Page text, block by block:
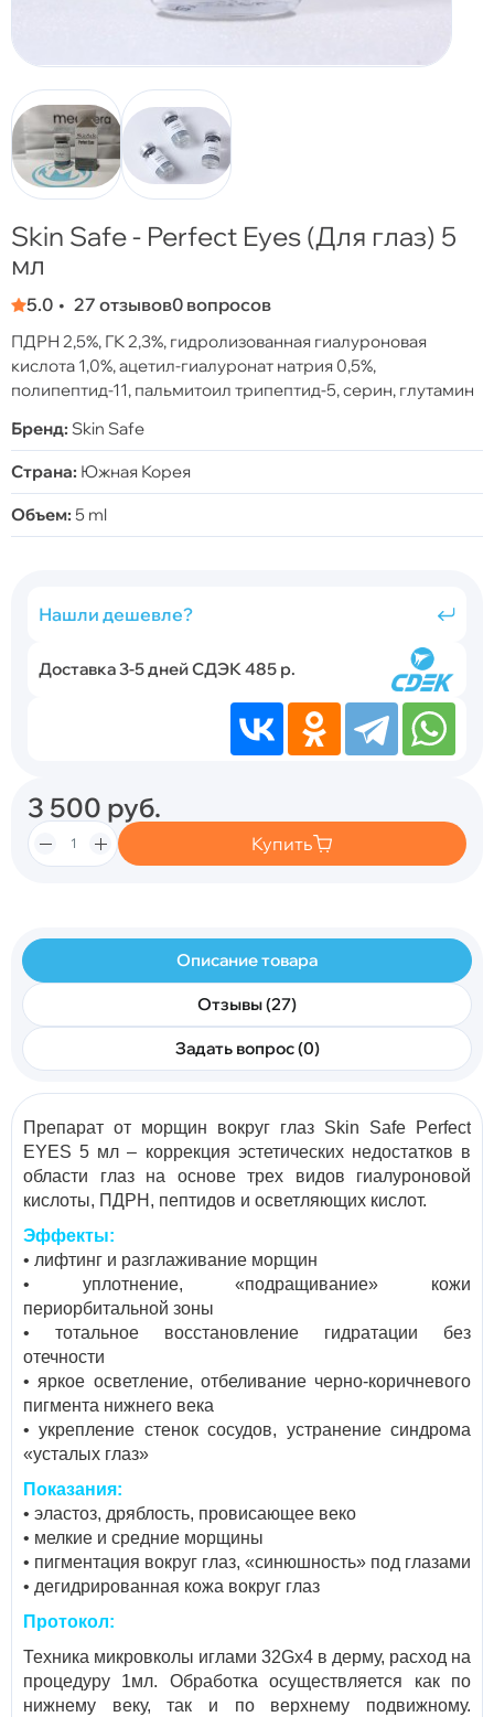
Skin Safe - Perfect Eyes (Для глаз) 5
мл
5.0 27 отзывов0 вопросов
ПДРН 2,5%, ГК 2,3%, гидролизованная гиалуроновая
кислота 1,0%, ацетил-гиалуронат натрия 0,5%,
полипептид-11, пальмитоил трипептид-5, серин, глутамин
Бренд: Skin Safe
Страна: Южная Корея
Объем: 5 ml
Нашли дешевле?
Доставка 3-5 дней СДЭК 485 р.
3 500 руб.
Купить
Описание товара
Отзывы (27)
Задать вопрос (0)
Препарат от морщин вокруг глаз Skin Safe Perfect
EYES 5 мл – коррекция эстетических недостатков в
области глаз на основе трех видов гиалуроновой
кислоты, ПДРН, пептидов и осветляющих кислот.
Эффекты:
• лифтинг и разглаживание морщин
• уплотнение, «подращивание» кожи
периорбитальной зоны
• тотальное восстановление гидратации без
отечности
• яркое осветление, отбеливание черно-коричневого
пигмента нижнего века
• укрепление стенок сосудов, устранение синдрома
«усталых глаз»
Показания:
• эластоз, дряблость, провисающее веко
• мелкие и средние морщины
• пигментация вокруг глаз, «синюшность» под глазами
• дегидрированная кожа вокруг глаз
Протокол:
Техника микровколы иглами 32Gх4 в дерму, расход на
процедуру 1мл. Обработка осуществляется как по
нижнему веку, так и по верхнему подвижному.